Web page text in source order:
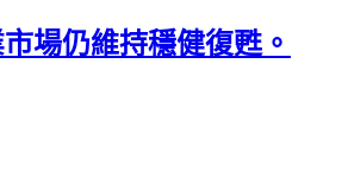
場仍維持穩健復甦。